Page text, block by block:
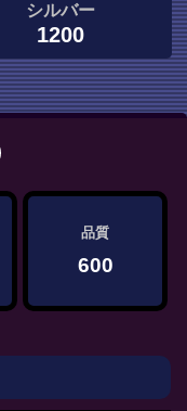
シルバー
1200
品質
600